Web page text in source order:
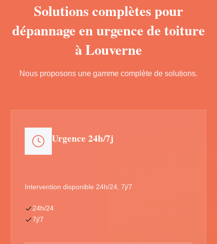
Solutions complètes pour
dépannage en urgence de toiture
à Louverne
Nous proposons une gamme complète de solutions.
Urgence 24h/7j
Intervention disponible 24h/24, 7j/7
24h/24
7j/7